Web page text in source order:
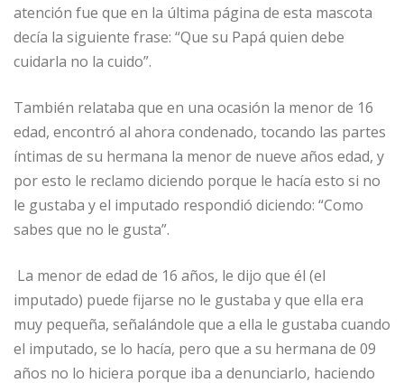
atención fue que en la última página de esta mascota
decía la siguiente frase: “Que su Papá quien debe
cuidarla no la cuido”.
También relataba que en una ocasión la menor de 16
edad, encontró al ahora condenado, tocando las partes
íntimas de su hermana la menor de nueve años edad, y
por esto le reclamo diciendo porque le hacía esto si no
le gustaba y el imputado respondió diciendo: “Como
sabes que no le gusta”.
La menor de edad de 16 años, le dijo que él (el
imputado) puede fijarse no le gustaba y que ella era
muy pequeña, señalándole que a ella le gustaba cuando
el imputado, se lo hacía, pero que a su hermana de 09
años no lo hiciera porque iba a denunciarlo, haciendo